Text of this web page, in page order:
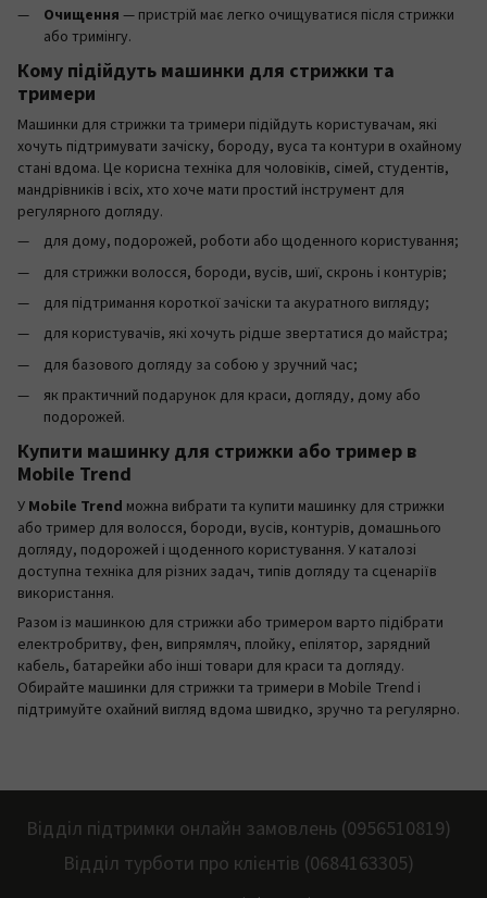
Очищення — пристрій має легко очищуватися після стрижки
або тримінгу.
Кому підійдуть машинки для стрижки та
тримери
Машинки для стрижки та тримери підійдуть користувачам, які
хочуть підтримувати зачіску, бороду, вуса та контури в охайному
стані вдома. Це корисна техніка для чоловіків, сімей, студентів,
мандрівників і всіх, хто хоче мати простий інструмент для
регулярного догляду.
для дому, подорожей, роботи або щоденного користування;
для стрижки волосся, бороди, вусів, шиї, скронь і контурів;
для підтримання короткої зачіски та акуратного вигляду;
для користувачів, які хочуть рідше звертатися до майстра;
для базового догляду за собою у зручний час;
як практичний подарунок для краси, догляду, дому або
подорожей.
Купити машинку для стрижки або тример в
Mobile Trend
У Mobile Trend можна вибрати та купити машинку для стрижки
або тример для волосся, бороди, вусів, контурів, домашнього
догляду, подорожей і щоденного користування. У каталозі
доступна техніка для різних задач, типів догляду та сценаріїв
використання.
Разом із машинкою для стрижки або тримером варто підібрати
електробритву, фен, випрямляч, плойку, епілятор, зарядний
кабель, батарейки або інші товари для краси та догляду.
Обирайте машинки для стрижки та тримери в Mobile Trend і
підтримуйте охайний вигляд вдома швидко, зручно та регулярно.
Відділ підтримки онлайн замовлень (0956510819)
Відділ турботи про клієнтів (0684163305)